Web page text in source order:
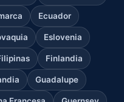
Ecuador
Eslovenia
Finlandia
Guadalupe